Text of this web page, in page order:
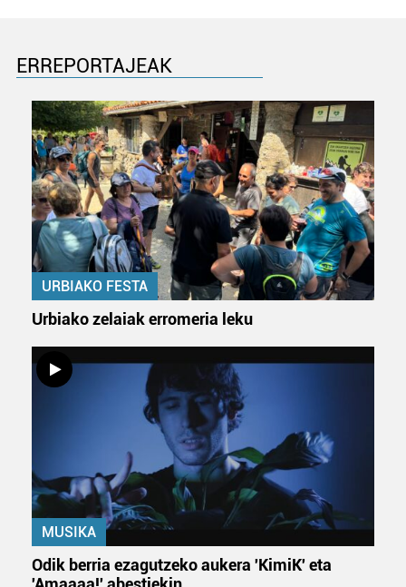
zerbitzuak hobetzeko asmoz, cookie teknologiaz
baliatzen gara. Ohar hau onartuz gero, teknologia hori
erabiltzeko baimen esplizitua ematen diguzu.Gehiago
irakurri
ERREPORTAJEAK
URBIAKO FESTA
Urbiako zelaiak erromeria leku
MUSIKA
Odik berria ezagutzeko aukera 'KimiK' eta